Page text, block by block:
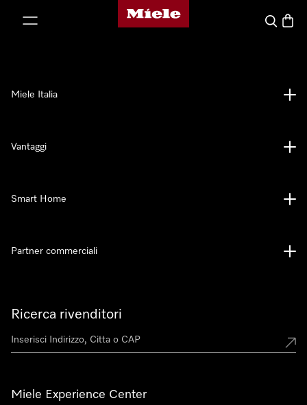
Homepage di Miele
Cerca
Ricerca rivenditori
Miele Experience Center
Miele Italia
Vantaggi
Smart Home
Partner commerciali